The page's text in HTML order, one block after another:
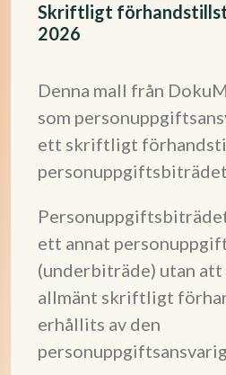
Skriftligt
2026
Denna mall från
som
ett skriftligt
ett annat
(underbiträde) utan
allmänt skriftligt
erhållits av den